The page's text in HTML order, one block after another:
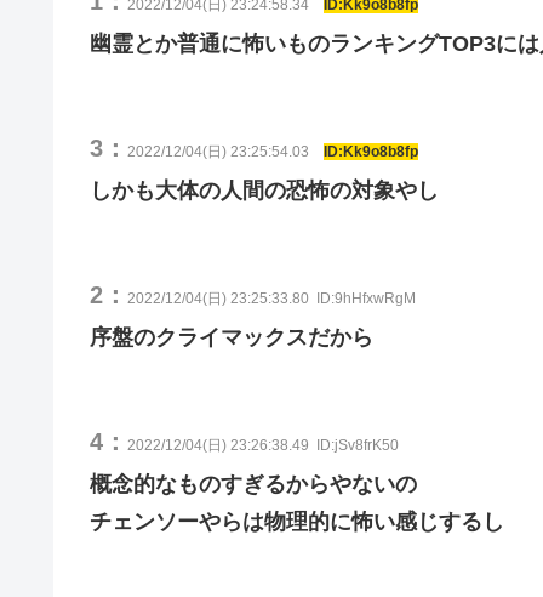
2022/12/04(日) 23:24:58.34 ID:Kk9o8b8fp
幽霊とか普通に怖いものランキングTOP3に
3： 2022/12/04(日) 23:25:54.03 ID:Kk9o8b8fp
しかも大体の人間の恐怖の対象やし
2： 2022/12/04(日) 23:25:33.80 ID:9hHfxwRgM
序盤のクライマックスだから
4： 2022/12/04(日) 23:26:38.49 ID:jSv8frK50
概念的なものすぎるからやないの
チェンソーやらは物理的に怖い感じするし